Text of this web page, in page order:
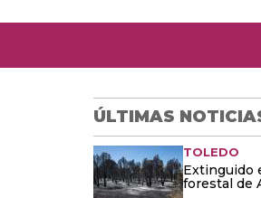
ÚLTIMAS
TOLEDO
Extinguido
forestal de